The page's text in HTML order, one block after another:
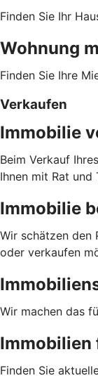
Finden Sie Ihr
Wohnung
Finden Sie Ihre
Verkaufen
Immobilie
Beim Verkauf
Ihnen mit Rat und
Immobilie
Wir schätzen den
oder verkaufen
Wir machen das
Immobilien
Finden Sie